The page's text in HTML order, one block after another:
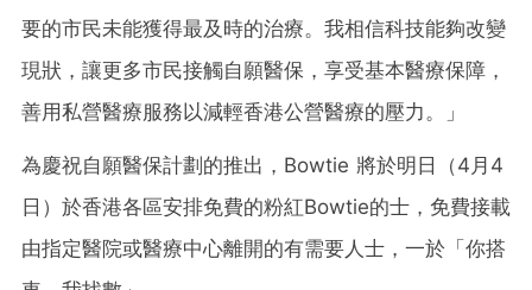
要的市民未能獲得最及時的治療。我相信科技能夠改變
現狀，讓更多市民接觸自願醫保，享受基本醫療保障，
善用私營醫療服務以減輕香港公營醫療的壓力。」
為慶祝自願醫保計劃的推出，Bowtie 將於明日（4月4
日）於香港各區安排免費的粉紅Bowtie的士，免費接載
由指定醫院或醫療中心離開的有需要人士，一於「你搭